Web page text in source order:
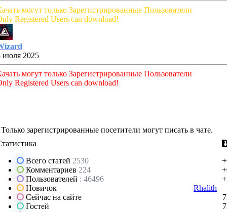
могут только Зарегистрированные Пользователи
Registered Users can download!
июля 2025
могут только Зарегистрированные Пользователи
Registered Users can download!
Только зарегистрированные посетители могут писать в чате.
Всего статей 2530
Комментариев 224
Пользователей : 46496
Новичок
Rhalith
Сейчас на сайте
Гостей